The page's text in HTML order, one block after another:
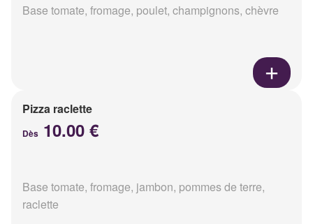
Base tomate, fromage, poulet, champignons, chèvre
Pizza raclette
Dès 10.00 €
Base tomate, fromage, jambon, pommes de terre,
raclette